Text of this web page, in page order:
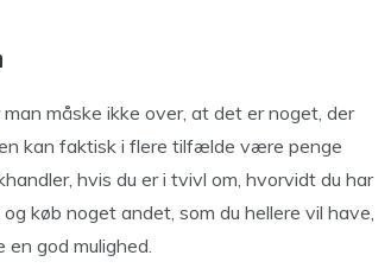
måske ikke over, at det er noget, der
kan faktisk i flere tilfælde være penge
hvis du er i tvivl om, hvorvidt du har
køb noget andet, som du hellere vil have,
god mulighed.